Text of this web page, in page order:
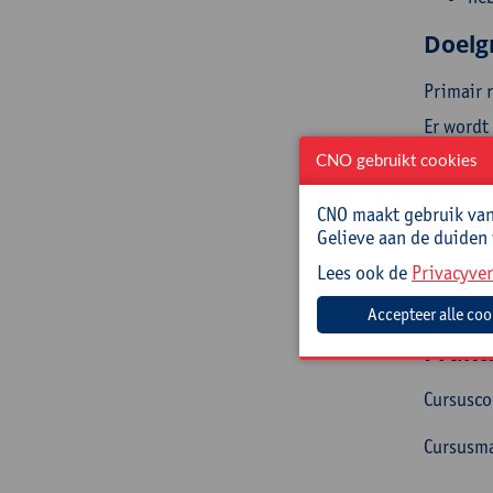
Primair
Er
Frank
Tine De
CNO gebruikt cookies
CNO maakt gebruik
Gelieve aan de
Lees ook de